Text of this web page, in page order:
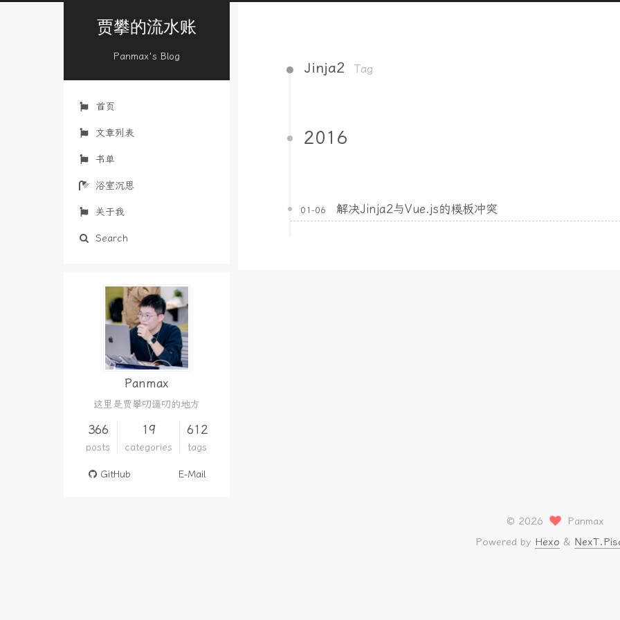
贾攀的流水账
Panmax's Blog
首页
文章列表
书单
浴室沉思
关于我
Search
Jinja2 Tag
2016
01-06 解决Jinja2与Vue.js的模板冲突
Panmax
这里是贾攀叨逼叨的地方
366
posts
19
categories
612
tags
GitHub E-Mail
© 2026
Panmax
Powered by Hexo &